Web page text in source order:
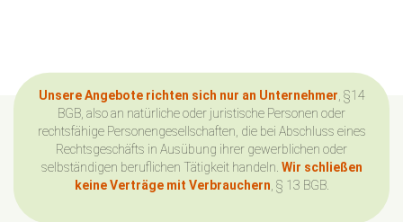
Unsere Angebote richten sich nur an Unternehmer , §14
BGB, also an natürliche oder juristische Personen oder
rechtsfähige Personengesellschaften, die bei Abschluss eines
Rechtsgeschäfts in Ausübung ihrer gewerblichen oder
selbständigen beruflichen Tätigkeit handeln. Wir schließen
keine Verträge mit Verbrauchern , § 13 BGB.